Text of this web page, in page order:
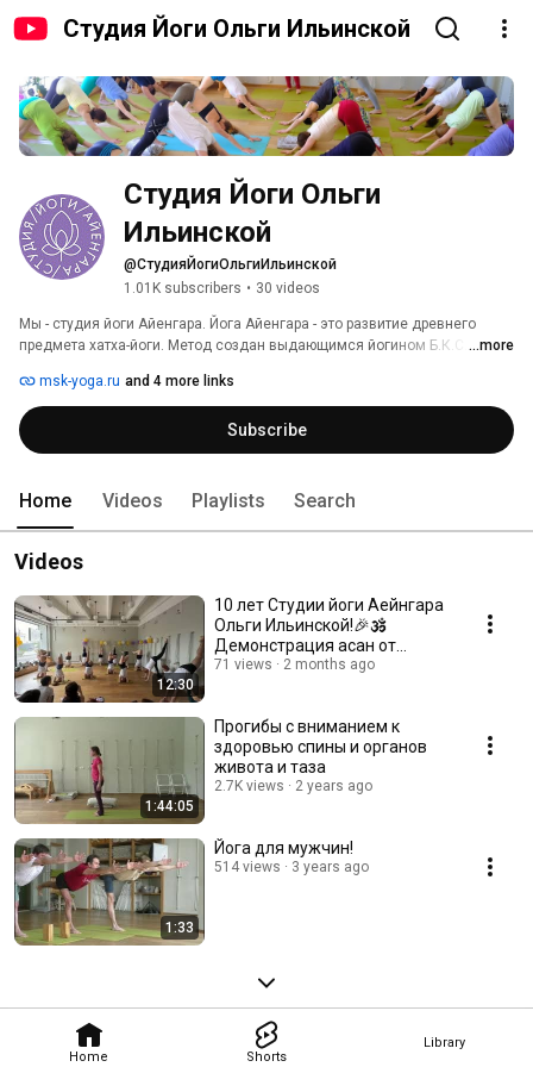
Студия Йоги Ольги Ильинской
Home Shorts
Library
Студия Йоги Ольги
Ильинской
@СтудияЙогиОльгиИльинской
1.01K subscribers • 30 videos
Мы - студия йоги Айенгара. Йога Айенгара - это развитие древнего
предмета хатха-йоги. Метод создан выдающимся йогином Б.К.С.
исследований.
...more
msk-yoga.ru and 4 more links
Subscribe
Home Videos Playlists Search
Videos
12:30
10 лет Студии йоги Аейнгара
Ольги Ильинской!🎉🕉️
Демонстрация асан от
преподавателей Студии 🙏
71 views 2 months ago
1:44:05
Прогибы с вниманием к
здоровью спины и органов
живота и таза
2.7K views 2 years ago
1:33
Йога для мужчин!
514 views 3 years ago